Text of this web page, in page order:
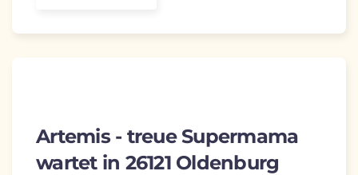
Artemis - treue Supermama
wartet in 26121 Oldenburg